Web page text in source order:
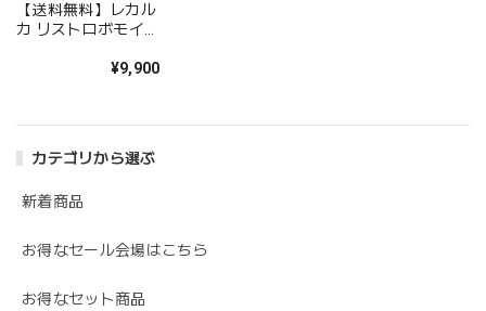
カテゴリから選ぶ
新着商品
お得なセール会場はこちら
お得なセット商品
【送料無料】レカル
カ リストロボモイス
¥9,900